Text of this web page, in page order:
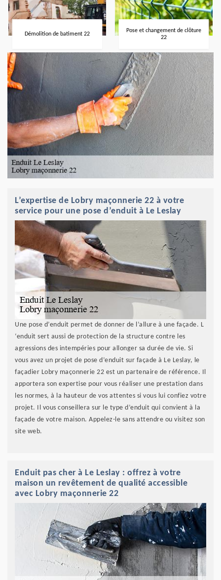
Démolition de batiment 22
Pose et changement de clôture
22
L’expertise de Lobry maçonnerie 22 à votre
service pour une pose d’enduit à Le Leslay
Une pose d’enduit permet de donner de l’allure à une façade. L
‘enduit sert aussi de protection de la structure contre les
agressions des intempéries pour allonger sa durée de vie. Si
vous avez un projet de pose d’enduit sur façade à Le Leslay, le
façadier Lobry maçonnerie 22 est un partenaire de référence. Il
apportera son expertise pour vous réaliser une prestation dans
les normes, à la hauteur de vos attentes si vous lui confiez votre
projet. Il vous conseillera sur le type d’enduit qui convient à la
façade de votre maison. Appelez-le sans attendre ou visitez son
site web.
Enduit pas cher à Le Leslay : offrez à votre
maison un revêtement de qualité accessible
avec Lobry maçonnerie 22